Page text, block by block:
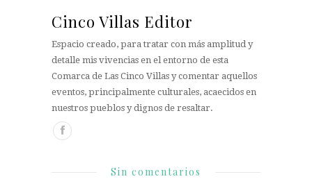
Cinco Villas Editor
Espacio creado, para tratar con más amplitud y
detalle mis vivencias en el entorno de esta
Comarca de Las Cinco Villas y comentar aquellos
eventos, principalmente culturales, acaecidos en
nuestros pueblos y dignos de resaltar.
Sin comentarios